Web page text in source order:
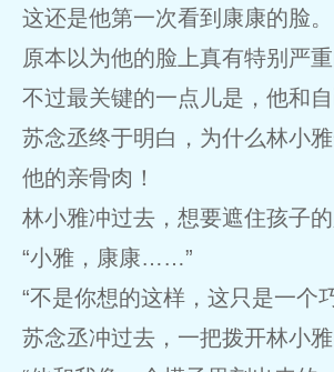
这还是他第一次看到康康的脸。
原本以为他的脸上真有特别严
不过最关键的一点儿是，他和
苏念丞终于明白，为什么林小
他的亲骨肉！
林小雅冲过去，想要遮住孩子
“小雅，康康……”
“不是你想的这样，这只是一个
苏念丞冲过去，一把拨开林小